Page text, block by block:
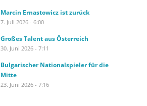
Marcin Ernastowicz ist zurück
7. Juli 2026 - 6:00
Großes Talent aus Österreich
30. Juni 2026 - 7:11
Bulgarischer Nationalspieler für die
Mitte
23. Juni 2026 - 7:16